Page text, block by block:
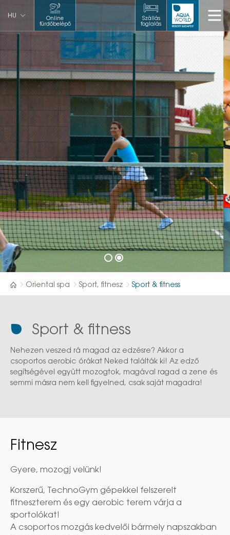
Online
fürdőbelépő
HU
Szállás
foglalás
Oriental spa Sport, fitnesz Sport & fitness
Sport & fitness
Nehezen veszed rá magad az edzésre? Akkor a
csoportos aerobic órákat Neked találták ki! Az edző
segítségével együtt mozogtok, magával ragad a zene és
semmi másra nem kell figyelned, csak saját magadra!
Fitnesz
Gyere, mozogj velünk!
Korszerű, TechnoGym gépekkel felszerelt
fitneszterem és egy aerobic terem várja a
sportolókat!
A csoportos mozgás kedvelői bármely napszakban